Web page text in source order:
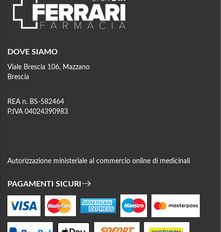
DOVE SIAMO
Viale Brescia 106, Mazzano
Brescia
REA n. BS-582464
P.IVA 04024390983
Autorizzazione ministeriale al commercio online di medicinali
PAGAMENTI SICURI